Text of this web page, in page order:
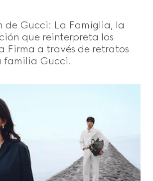
de Gucci: La Famiglia, la
que reinterpreta los
Firma a través de retratos
familia Gucci.